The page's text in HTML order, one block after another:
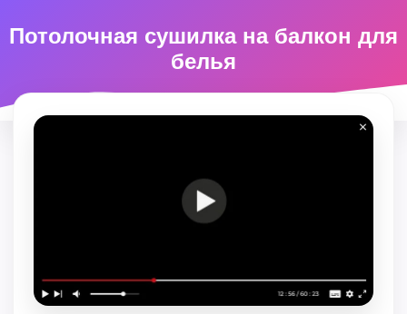
Потолочная сушилка на балкон для
белья